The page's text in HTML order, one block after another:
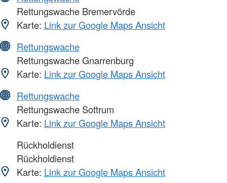
Rettungswache Bremervörde
Karte: Link zur Google Maps Ansicht
Rettungswache
Rettungswache Gnarrenburg
Karte: Link zur Google Maps Ansicht
Rettungswache
Rettungswache Sottrum
Karte: Link zur Google Maps Ansicht
Rückholdienst
Rückholdienst
Karte: Link zur Google Maps Ansicht